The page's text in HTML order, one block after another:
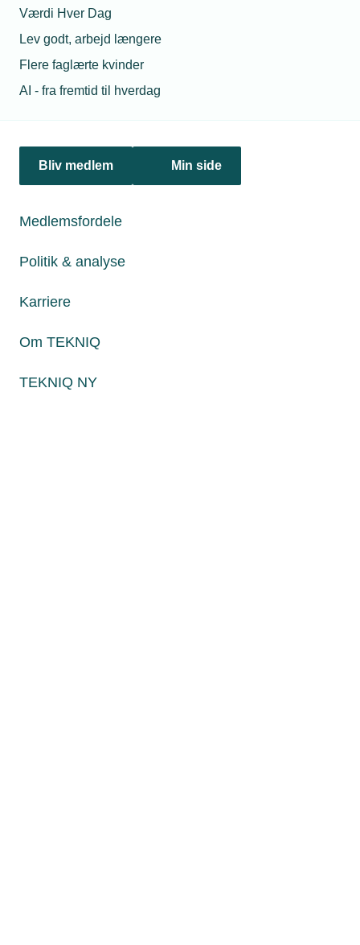
Værdi Hver Dag
Lev godt, arbejd længere
Flere faglærte kvinder
AI - fra fremtid til hverdag
Bliv medlem Min side
Medlemsfordele
Politik & analyse
Karriere
Om TEKNIQ
TEKNIQ NY
jura@tekniq.dk
tekniq@tekniq.dk
Fredag fra kl. 8:00 til 15:00
Paul Bergsøes Vej 6, 2600 Glostrup